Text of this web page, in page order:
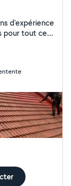
d'expérience
pour tout ce
équipé d'un
Je suis
sur la
de clausoire
de fuite,
de résine
de
surfaces